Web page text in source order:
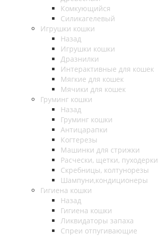
Комкующийся
Силикагелевый
Игрушки кошки
Назад
Игрушки кошки
Дразнилки
Интерактивные для кошек
Мягкие для кошек
Мячики для кошек
Груминг кошки
Назад
Груминг кошки
Антицарапки
Когтерезы
Машинки для стрижки
Расчески, щетки, пуходерки
Скребницы, колтунорезы
Шампуни,кондиционеры
Гигиена кошки
Назад
Гигиена кошки
Ликвидаторы запаха
Спреи отпугивающие